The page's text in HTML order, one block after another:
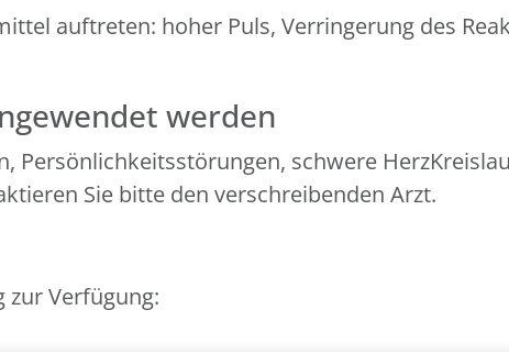
auftreten: hoher Puls, Verringerung des
werden
Persönlichkeitsstörungen, schwere
Sie bitte den verschreibenden Arzt.
zur Verfügung: